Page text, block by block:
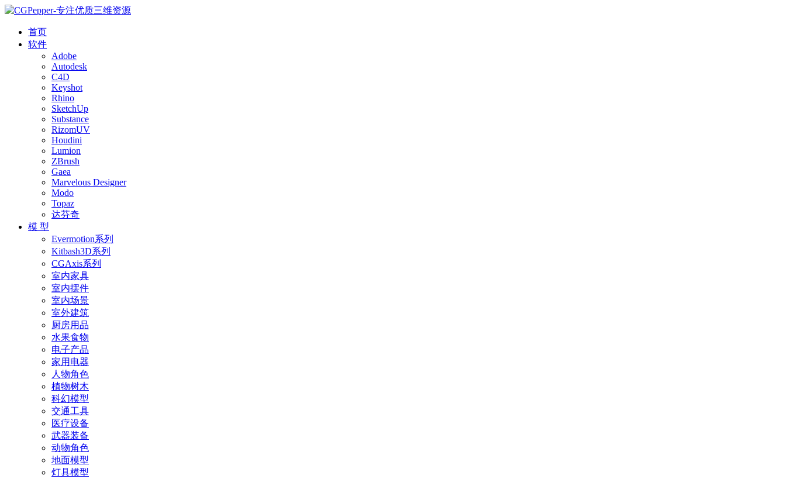
首页
软件
Adobe
Autodesk
C4D
Keyshot
Rhino
SketchUp
Substance
RizomUV
Houdini
Lumion
ZBrush
Gaea
Marvelous Designer
Modo
Topaz
达芬奇
模 型
Evermotion系列
Kitbash3D系列
CGAxis系列
室内家具
室内摆件
室内场景
室外建筑
厨房用品
水果食物
电子产品
家用电器
人物角色
植物树木
科幻模型
交通工具
医疗设备
武器装备
动物角色
地面模型
灯具模型